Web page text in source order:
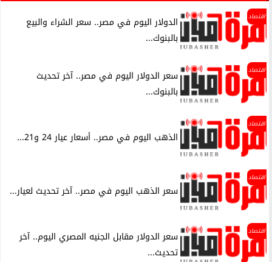
اقتصاد
الدولار اليوم في مصر.. سعر الشراء والبيع
بالبنوك...
اقتصاد
سعر الدولار اليوم في مصر.. آخر تحديث
بالبنوك...
اقتصاد
الذهب اليوم في مصر.. أسعار عيار 24 و21...
اقتصاد
سعر الذهب اليوم في مصر.. آخر تحديث لعيار...
اقتصاد
سعر الدولار مقابل الجنيه المصري اليوم.. آخر
تحديث...